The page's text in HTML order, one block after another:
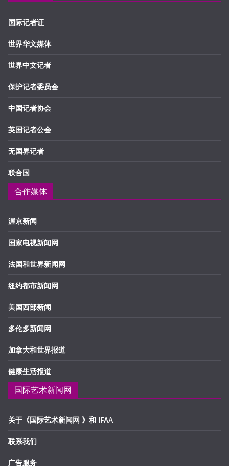
国际记者证
世界华文媒体
世界中文记者
保护记者委员会
中国记者协会
英国记者公会
无国界记者
联合国
合作媒体
渥京新闻
国家电视新闻网
法国和世界新闻网
纽约都市新闻网
美国西部新闻
多伦多新闻网
加拿大和世界报道
健康生活报道
国际艺术新闻网
关于《国际艺术新闻网 》和 IFAA
联系我们
广告服务